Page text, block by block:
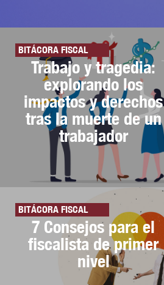
BITÁCORA FISCAL
Trabajo y tragedia:
explorando los
impactos y derechos
tras la muerte de un
trabajador
BITÁCORA FISCAL
7 Consejos para el
fiscalista de primer
nivel